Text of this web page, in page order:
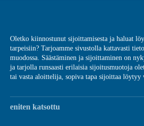
Oletko kiinnostunut sijoittamisesta ja haluat
tarpeisiin? Tarjoamme sivustolla kattavasti
muodossa. Säästäminen ja sijoittaminen on
ja tarjolla runsaasti erilaisia sijoitusmuotoja
tai vasta aloittelija, sopiva tapa sijoittaa löytyy
eniten katsottu